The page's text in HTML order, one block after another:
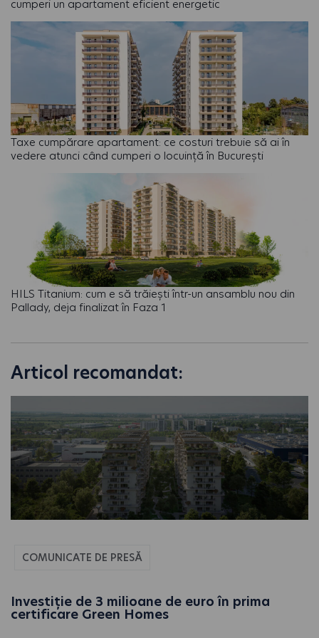
cumperi un apartament eficient energetic
Taxe cumpărare apartament: ce costuri trebuie să ai în
vedere atunci când cumperi o locuință în București
HILS Titanium: cum e să trăiești într-un ansamblu nou din
Pallady, deja finalizat în Faza 1
Articol recomandat:
COMUNICATE DE PRESĂ
Investiție de 3 milioane de euro în prima
certificare Green Homes